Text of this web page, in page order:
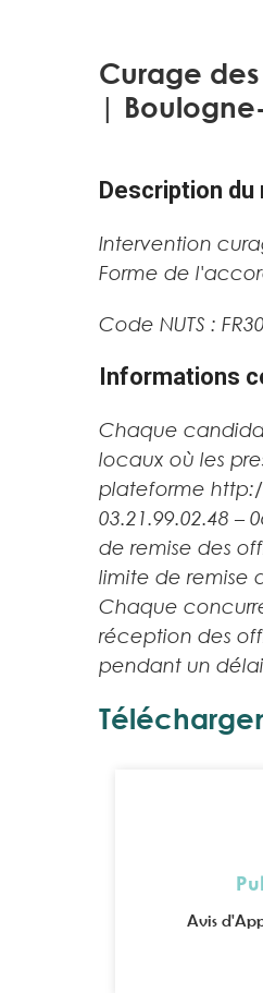
Curage
|
Description du
Intervention
Forme de
Code NUTS :
Informations
Chaque
locaux où les
plateforme
03.21.99.02.48 –
de remise des
limite de remise
Chaque
réception des
pendant un
Avis